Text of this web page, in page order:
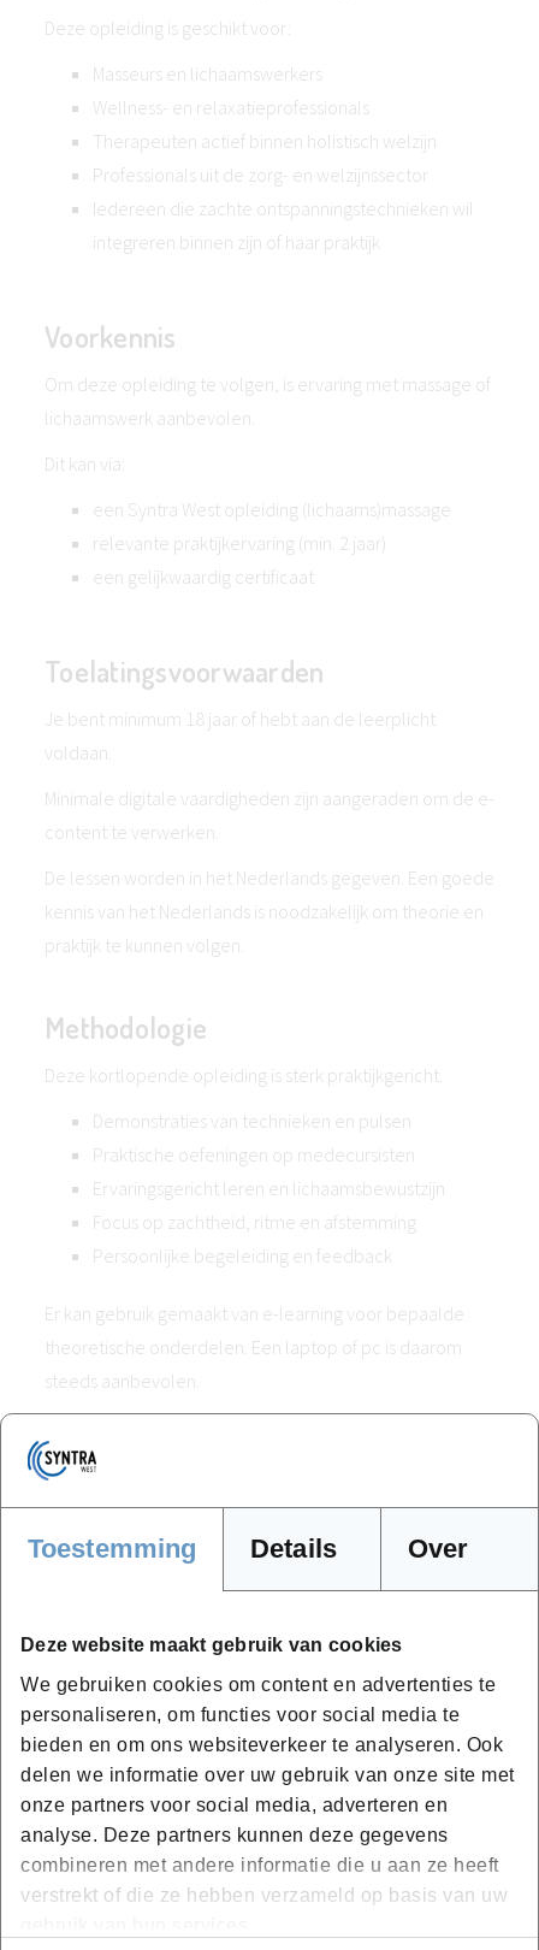
Toestemming Details Over
Deze website maakt gebruik van cookies
We gebruiken cookies om content en advertenties te
personaliseren, om functies voor social media te
bieden en om ons websiteverkeer te analyseren. Ook
delen we informatie over uw gebruik van onze site met
onze partners voor social media, adverteren en
analyse. Deze partners kunnen deze gegevens
combineren met andere informatie die u aan ze heeft
verstrekt of die ze hebben verzameld op basis van uw
Deze opleiding is geschikt voor:
Masseurs en lichaamswerkers
Wellness- en relaxatieprofessionals
Therapeuten actief binnen holistisch welzijn
Professionals uit de zorg- en welzijnssector
Iedereen die zachte ontspanningstechnieken wil
integreren binnen zijn of haar praktijk
Voorkennis
Om deze opleiding te volgen, is ervaring met massage of
lichaamswerk aanbevolen.
Dit kan via:
een Syntra West opleiding (lichaams)massage
relevante praktijkervaring (min. 2 jaar)
een gelijkwaardig certificaat
Toelatingsvoorwaarden
Je bent minimum 18 jaar of hebt aan de leerplicht
voldaan.
Minimale digitale vaardigheden zijn aangeraden om de e-
content te verwerken.
De lessen worden in het Nederlands gegeven. Een goede
kennis van het Nederlands is noodzakelijk om theorie en
praktijk te kunnen volgen.
Methodologie
Deze kortlopende opleiding is sterk praktijkgericht.
Demonstraties van technieken en pulsen
Praktische oefeningen op medecursisten
Ervaringsgericht leren en lichaamsbewustzijn
Focus op zachtheid, ritme en afstemming
Persoonlijke begeleiding en feedback
Er kan gebruik gemaakt van e-learning voor bepaalde
theoretische onderdelen. Een laptop of pc is daarom
steeds aanbevolen.
mee te brengen om technieken in een realistische
uitnodiging van jouw deelname aan deze opleiding.
opdrachten en werkbundels worden digitaal ter
beschikking gesteld via het cursistenplatform.
Hoe ziet het programma van deze
opleiding eruit?
Tijdens deze opleiding:
Maak je kennis met de basisprincipes van holistic